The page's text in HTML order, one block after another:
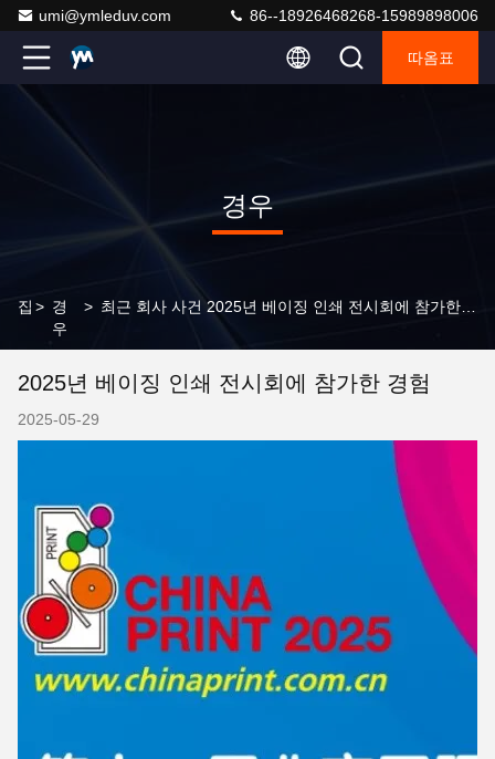
umi@ymleduv.com 86--18926468268-15989898006
따옴표
경우
집 > 경
우
> 최근 회사 사건 2025년 베이징 인쇄 전시회에 참가한 경험
2025년 베이징 인쇄 전시회에 참가한 경험
2025-05-29